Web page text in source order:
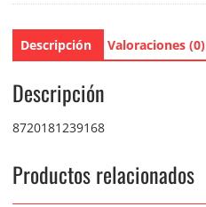
argán
cantidad
Descripción Valoraciones (0)
Descripción
8720181239168
Productos relacionados